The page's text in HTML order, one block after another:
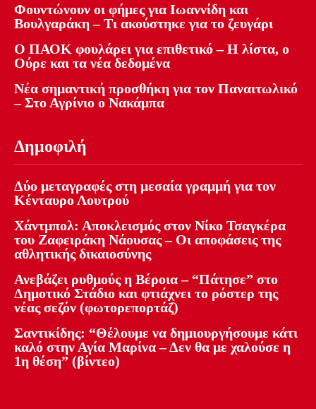
Φουντώνουν οι φήμες για Ιωαννίδη και
Βουλγαράκη – Τι ακούστηκε για το ζευγάρι
Ο ΠΑΟΚ φουλάρει για επιθετικό – Η λίστα, ο
Ούρε και τα νέα δεδομένα
Νέα σημαντική προσθήκη για τον Παναιτωλικό
– Στο Αγρίνιο ο Νακάμπα
Δημοφιλή
Δύο μεταγραφές στη μεσαία γραμμή για τον
Κένταυρο Λουτρού
Χάντμπολ: Αποκλεισμός στον Νίκο Τσαγκέρα
του Ζαφειράκη Νάουσας – Οι αποφάσεις της
αθλητικής δικαιοσύνης
Ανεβάζει ρυθμούς η Βέροια – “Πάτησε” στο
Δημοτικό Στάδιο και φτιάχνει το ρόστερ της
νέας σεζόν (φωτορεπορτάζ)
Σαντικίδης: “Θέλουμε να δημιουργήσουμε κάτι
καλό στην Αγία Μαρίνα – Δεν θα με χαλούσε η
1η θέση” (βίντεο)